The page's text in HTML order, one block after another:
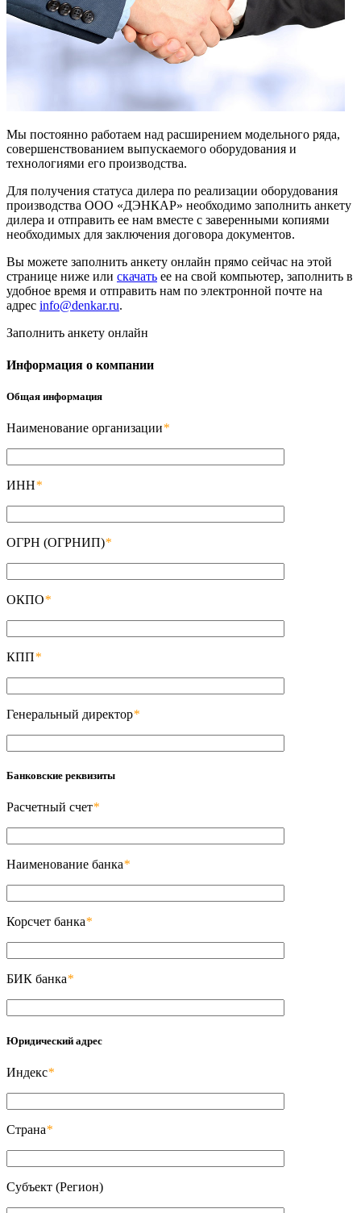
Мы постоянно работаем над расширением модельного ряда,
совершенствованием выпускаемого оборудования и
технологиями его производства.
Для получения статуса дилера по реализации оборудования
производства ООО «ДЭНКАР» необходимо заполнить анкету
дилера и отправить ее нам вместе с заверенными копиями
необходимых для заключения договора документов.
Вы можете заполнить анкету онлайн прямо сейчас на этой
странице ниже или скачать ее на свой компьютер, заполнить в
удобное время и отправить нам по электронной почте на
адрес info@denkar.ru.
Заполнить анкету онлайн
Информация о компании
Общая информация
Наименование организации*
ИНН*
ОГРН (ОГРНИП)*
ОКПО*
КПП*
Генеральный директор*
Банковские реквизиты
Расчетный счет*
Наименование банка*
Корсчет банка*
БИК банка*
Юридический адрес
Индекс*
Страна*
Субъект (Регион)